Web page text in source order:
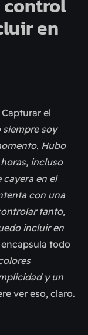
en
el
siempre soy
Hubo
incluso
en el
con una
tanto,
incluir en
todo
y un
ver eso, claro.